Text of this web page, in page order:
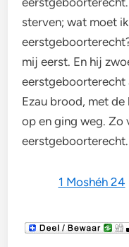
sterven; wat moet
mij eerst. En hij
eerstgeboorterecht
Ezau brood, met
op en ging weg. Zo
eerstgeboorterecht.
1 Moshéh 24